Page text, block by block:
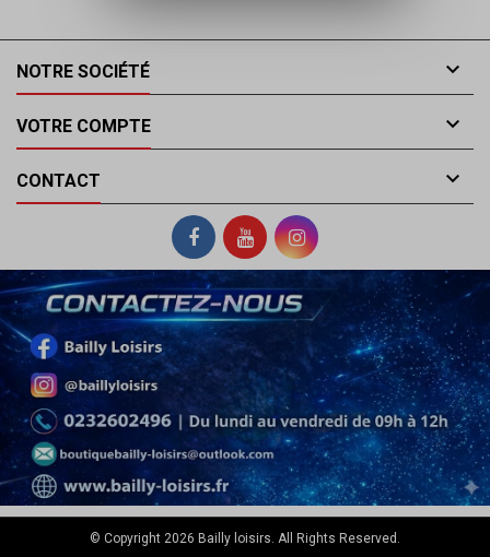
NOTRE SOCIÉTÉ 
VOTRE COMPTE 
CONTACT 
© Copyright 2026 Bailly loisirs. All Rights Reserved.